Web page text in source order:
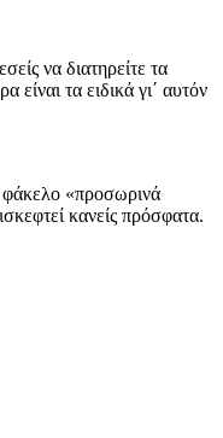
να διατηρείτε τα
τα ειδικά γι΄ αυτόν
φάκελο «προσωρινά
κανείς πρόσφατα.